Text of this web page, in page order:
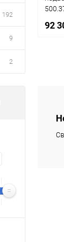
192
9
2
92